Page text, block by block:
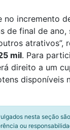
no incremento
de final de
mil. Para
direito a um
nesta seção
ou